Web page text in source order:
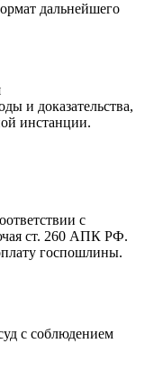
дальнейшего
и доказательства,
инстанции.
с
ст. 260 АПК РФ.
госпошлины.
с соблюдением